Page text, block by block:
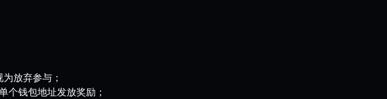
放弃参与；
个钱包地址发放奖励；